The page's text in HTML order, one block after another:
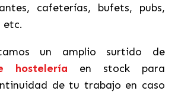
cafeterías, bufets, pubs,
etc.
un amplio surtido de
hostelería en stock para
de tu trabajo en caso